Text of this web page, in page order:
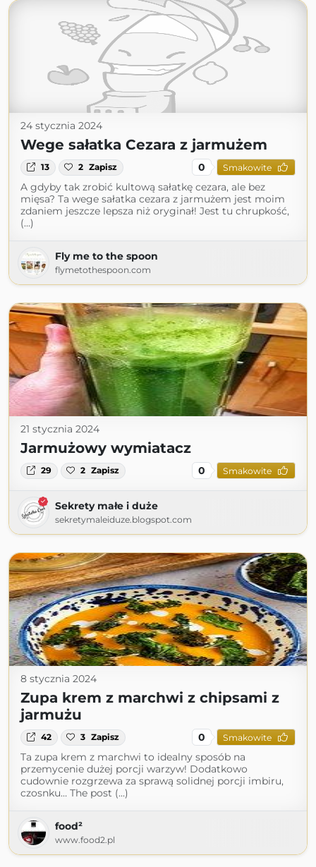
24 stycznia 2024
Wege sałatka Cezara z jarmużem
13 2 Zapisz 0 Smakowite
A gdyby tak zrobić kultową sałatkę cezara, ale bez
mięsa? Ta wege sałatka cezara z jarmużem jest moim
zdaniem jeszcze lepsza niż oryginał! Jest tu chrupkość,
(...)
Fly me to the spoon
flymetothespoon.com
21 stycznia 2024
Jarmużowy wymiatacz
29 2 Zapisz 0 Smakowite
Sekrety małe i duże
sekretymaleiduze.blogspot.com
8 stycznia 2024
Zupa krem z marchwi z chipsami z
jarmużu
42 3 Zapisz 0 Smakowite
Ta zupa krem z marchwi to idealny sposób na
przemycenie dużej porcji warzyw! Dodatkowo
cudownie rozgrzewa za sprawą solidnej porcji imbiru,
czosnku… The post (...)
food²
www.food2.pl